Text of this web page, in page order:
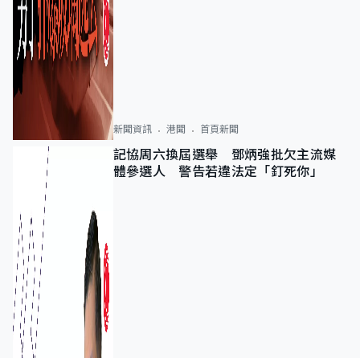
新聞資訊 港聞 首頁新聞
記協周六換屆選舉 鄧炳強批欠主流媒
體參選人 警告若違法定「釘死你」